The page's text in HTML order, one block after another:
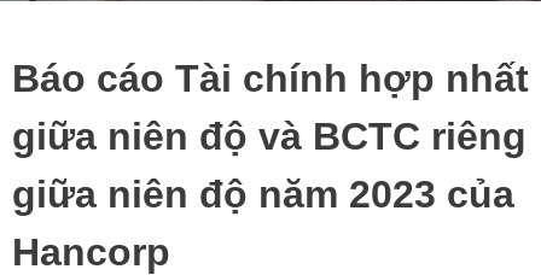
Báo cáo Tài chính hợp nhất
giữa niên độ và BCTC riêng
giữa niên độ năm 2023 của
Hancorp